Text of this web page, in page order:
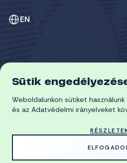
EN
© 2026 Miskolci Egyetem
ADATVÉDELEM
COOKIE-SZABÁLYZAT
Sütik
Weboldalunkon sütiket
és az Adatvédelmi irányelveket